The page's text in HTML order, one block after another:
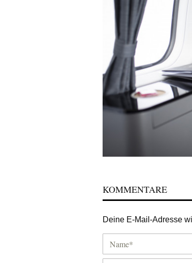
KOMMENTARE
Deine E-Mail-Adresse